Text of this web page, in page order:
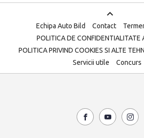
Echipa Auto Bild Contact
POLITICA DE CONFIDENTIALITATE
POLITICA PRIVIND COOKIES SI ALTE
Servicii utile
Concurs